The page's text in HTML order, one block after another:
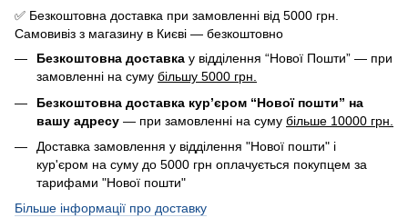
✅ Безкоштовна доставка при замовленні від 5000 грн.
Самовивіз з магазину в Києві — безкоштовно
Безкоштовна доставка у відділення “Нової Пошти” — при
замовленні на суму більшу 5000 грн.
Безкоштовна доставка кур’єром “Нової пошти” на
вашу адресу — при замовленні на суму більше 10000 грн.
Доставка замовлення у відділення "Нової пошти" і
кур'єром на суму до 5000 грн оплачується покупцем за
тарифами "Нової пошти"
Більше інформації про доставку